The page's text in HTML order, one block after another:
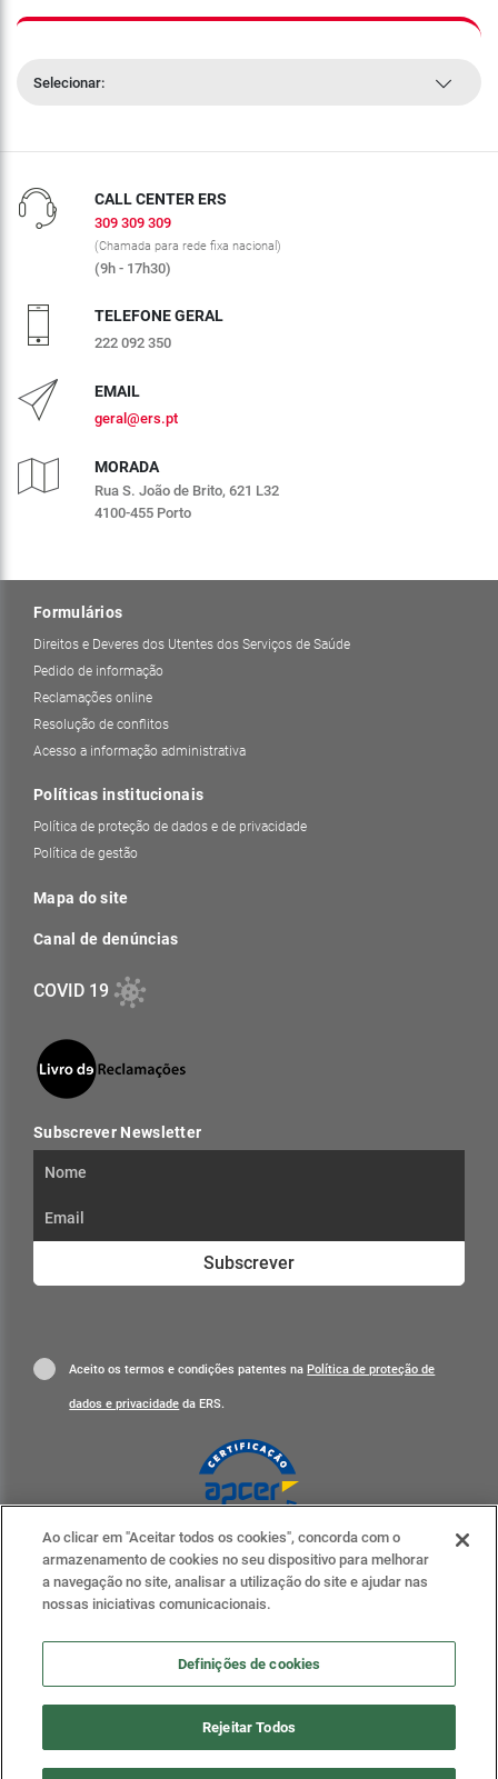
Selecionar:
CALL CENTER ERS
309 309 309
(Chamada para rede fixa nacional)
(9h - 17h30)
TELEFONE GERAL
222 092 350
EMAIL
geral@ers.pt
MORADA
Rua S. João de Brito, 621 L32
4100-455 Porto
Formulários
Direitos e Deveres dos Utentes dos Serviços de Saúde
Pedido de informação
Reclamações online
Resolução de conflitos
Acesso a informação administrativa
Políticas institucionais
Política de proteção de dados e de privacidade
Política de gestão
Mapa do site
Canal de denúncias
COVID 19
Subscrever Newsletter
Subscrever
Aceito os termos e condições patentes naPolítica de proteção de
dados e privacidade da ERS.
ERS nas redes sociais
Ao clicar em "Aceitar todos os cookies", concorda com o
armazenamento de cookies no seu dispositivo para melhorar
a navegação no site, analisar a utilização do site e ajudar nas
nossas iniciativas comunicacionais.
Definições de cookies
Rejeitar Todos